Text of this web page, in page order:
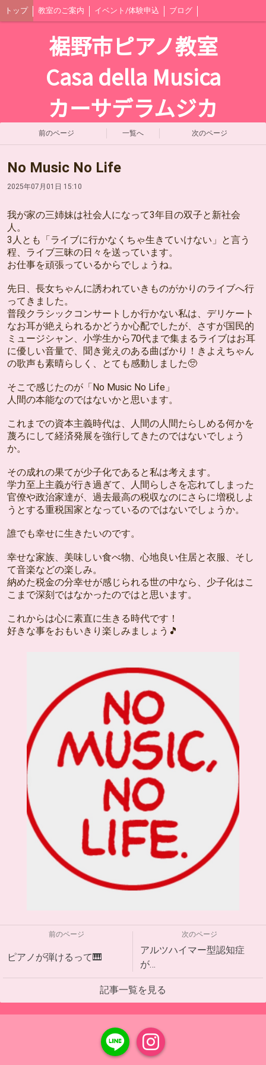
トップ 教室のご案内 イベント/体験申込 ブログ
裾野市ピアノ教室
Casa della Musica
カーサデラムジカ
前のページ 一覧へ 次のページ
No Music No Life
2025年07月01日 15:10
我が家の三姉妹は社会人になって3年目の双子と新社会
人。
3人とも「ライブに行かなくちゃ生きていけない」と言う
程、ライブ三昧の日々を送っています。
お仕事を頑張っているからでしょうね。
先日、長女ちゃんに誘われていきものがかりのライブへ行
ってきました。
普段クラシックコンサートしか行かない私は、デリケート
なお耳が絶えられるかどうか心配でしたが、さすが国民的
ミュージシャン、小学生から70代まで集まるライブはお耳
に優しい音量で、聞き覚えのある曲ばかり！きよえちゃん
の歌声も素晴らしく、とても感動しました🥺
そこで感じたのが「No Music No Life」
人間の本能なのではないかと思います。
これまでの資本主義時代は、人間の人間たらしめる何かを
蔑ろにして経済発展を強行してきたのではないでしょう
か。
その成れの果てが少子化であると私は考えます。
学力至上主義が行き過ぎて、人間らしさを忘れてしまった
官僚や政治家達が、過去最高の税収なのにさらに増税しよ
うとする重税国家となっているのではないでしょうか。
誰でも幸せに生きたいのです。
幸せな家族、美味しい食べ物、心地良い住居と衣服、そし
て音楽などの楽しみ。
納めた税金の分幸せが感じられる世の中なら、少子化はこ
こまで深刻ではなかったのではと思います。
これからは心に素直に生きる時代です！
好きな事をおもいきり楽しみましょう🎵
前のページ
ピアノが弾けるって🎹
次のページ
アルツハイマー型認知症
が…
記事一覧を見る